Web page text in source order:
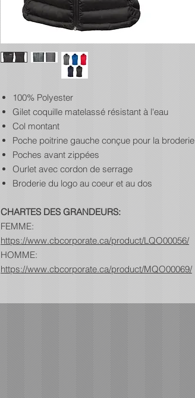
100% Polyester
Gilet coquille matelassé résistant à l'eau
Col montant
Poche poitrine gauche conçue pour la broderie
Poches avant zippées
Ourlet avec cordon de serrage
Broderie du logo au coeur et au dos
CHARTES DES GRANDEURS:
FEMME:
https://www.cbcorporate.ca/product/LQO00056/
HOMME:
https://www.cbcorporate.ca/product/MQO00069/